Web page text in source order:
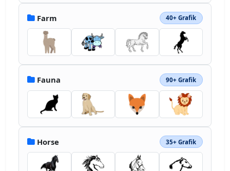
Farm 40+ Grafik
Fauna 90+ Grafik
Horse 35+ Grafik